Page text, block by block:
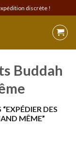
discrète !
Buddah
DES
MÊME”